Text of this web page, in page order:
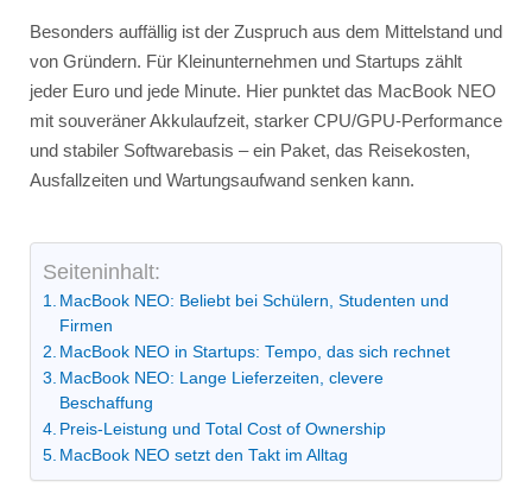
Besonders auffällig ist der Zuspruch aus dem Mittelstand und
von Gründern. Für Kleinunternehmen und Startups zählt
jeder Euro und jede Minute. Hier punktet das MacBook NEO
mit souveräner Akkulaufzeit, starker CPU/GPU-Performance
und stabiler Softwarebasis – ein Paket, das Reisekosten,
Ausfallzeiten und Wartungsaufwand senken kann.
Seiteninhalt:
MacBook NEO: Beliebt bei Schülern, Studenten und
Firmen
MacBook NEO in Startups: Tempo, das sich rechnet
MacBook NEO: Lange Lieferzeiten, clevere
Beschaffung
Preis-Leistung und Total Cost of Ownership
MacBook NEO setzt den Takt im Alltag